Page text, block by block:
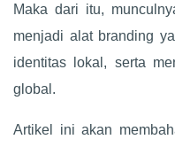
Maka dari itu,
menjadi alat branding
identitas lokal, serta
global.
Artikel ini akan